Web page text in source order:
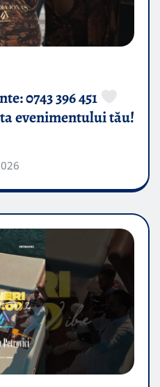
0743 396 451
evenimentului tău!